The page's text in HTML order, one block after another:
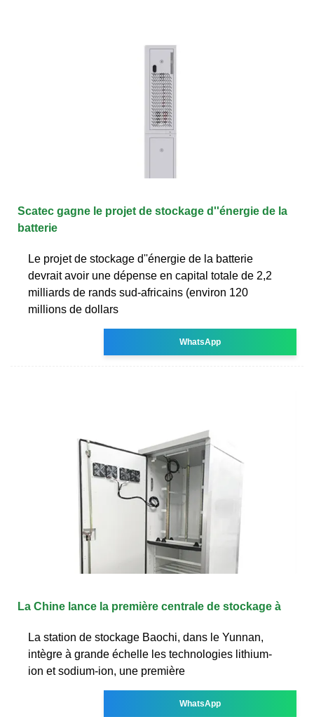
Scatec gagne le projet de stockage d''énergie de la
batterie
Le projet de stockage d''énergie de la batterie
devrait avoir une dépense en capital totale de 2,2
milliards de rands sud-africains (environ 120
millions de dollars
WhatsApp
La Chine lance la première centrale de stockage à
La station de stockage Baochi, dans le Yunnan,
intègre à grande échelle les technologies lithium-
ion et sodium-ion, une première
WhatsApp